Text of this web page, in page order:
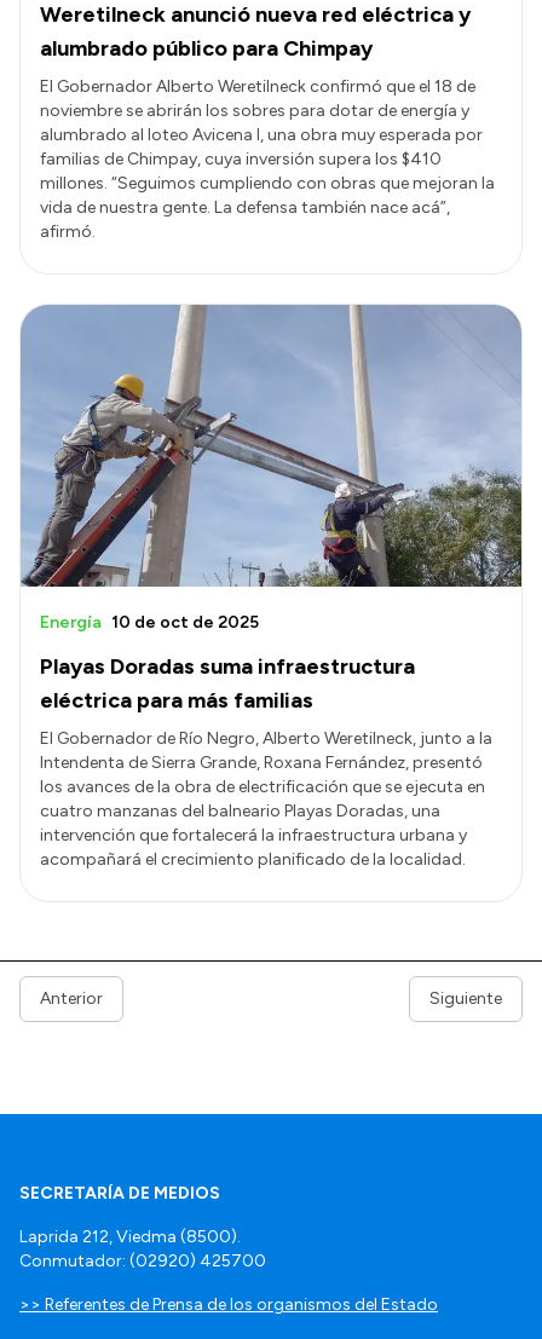
Weretilneck anunció nueva red eléctrica y
alumbrado público para Chimpay
El Gobernador Alberto Weretilneck confirmó que el 18 de
noviembre se abrirán los sobres para dotar de energía y
alumbrado al loteo Avicena I, una obra muy esperada por
familias de Chimpay, cuya inversión supera los $410
millones. “Seguimos cumpliendo con obras que mejoran la
vida de nuestra gente. La defensa también nace acá”,
afirmó.
Playas Doradas suma infraestructura
eléctrica para más familias
Energía 10 de oct de 2025
El Gobernador de Río Negro, Alberto Weretilneck, junto a la
Intendenta de Sierra Grande, Roxana Fernández, presentó
los avances de la obra de electrificación que se ejecuta en
cuatro manzanas del balneario Playas Doradas, una
intervención que fortalecerá la infraestructura urbana y
acompañará el crecimiento planificado de la localidad.
Anterior Siguiente
SECRETARÍA DE MEDIOS
Laprida 212, Viedma (8500).
Conmutador: (02920) 425700
>> Referentes de Prensa de los organismos del Estado